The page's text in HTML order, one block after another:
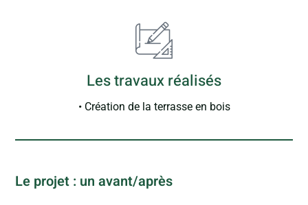
Les travaux réalisés
• Création de la terrasse en bois
Le projet : un avant/après